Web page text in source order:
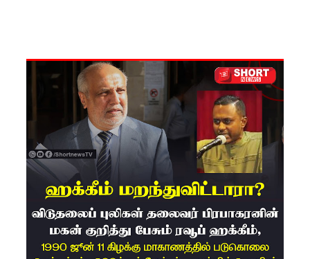
உறுப்பின
சம்பளம்
உயர்த்தப்
படவில்
எரிபொரு